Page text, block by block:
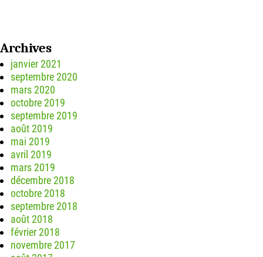
Archives
janvier 2021
septembre 2020
mars 2020
octobre 2019
septembre 2019
août 2019
mai 2019
avril 2019
mars 2019
décembre 2018
octobre 2018
septembre 2018
août 2018
février 2018
novembre 2017